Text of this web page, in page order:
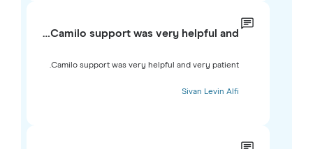
Camilo support was very helpful and…
Camilo support was very helpful and very patient.
Sivan Levin Alfi